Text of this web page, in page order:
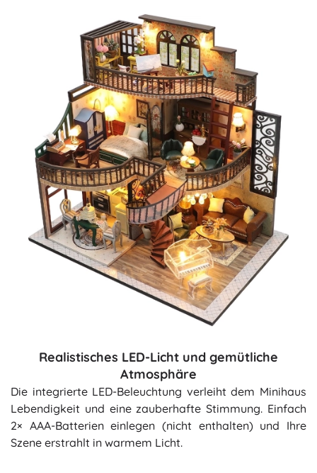
Realistisches LED-Licht und gemütliche
Atmosphäre
Die integrierte LED-Beleuchtung verleiht dem Minihaus
Lebendigkeit und eine zauberhafte Stimmung. Einfach
2× AAA-Batterien einlegen (nicht enthalten) und Ihre
Szene erstrahlt in warmem Licht.